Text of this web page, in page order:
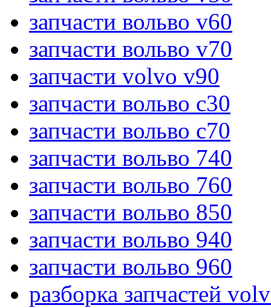
запчасти вольво v60
запчасти вольво v70
запчасти volvo v90
запчасти вольво c30
запчасти вольво c70
запчасти вольво 740
запчасти вольво 760
запчасти вольво 850
запчасти вольво 940
запчасти вольво 960
разборка запчастей